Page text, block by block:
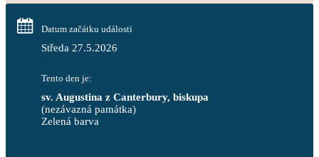
Datum začátku události
Středa 27.5.2026
Tento den je:
sv. Augustina z Canterbury, biskupa
(nezávazná památka)
Zelená barva